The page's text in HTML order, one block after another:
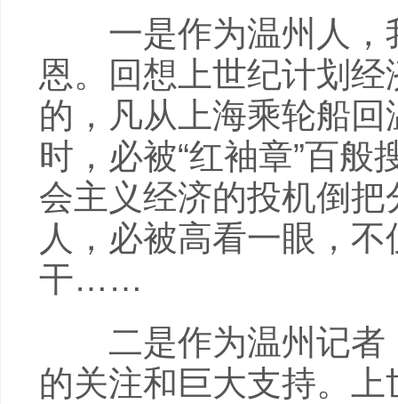
一是作为温州人，
恩。回想上世纪计划
的，凡从上海乘轮船
时，必被“红袖章”百
会主义经济的投机倒
人，必被高看一眼，
干……
二是作为温州记者
的关注和巨大支持。